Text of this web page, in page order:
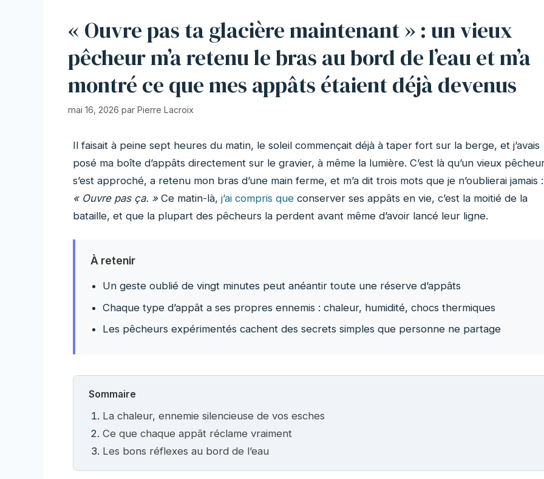
« Ouvre pas ta glacière maintenant » : un vieux
pêcheur m’a retenu le bras au bord de l’eau et m’a
montré ce que mes appâts étaient déjà devenus
mai 16, 2026 par Pierre Lacroix
Il faisait à peine sept heures du matin, le soleil commençait déjà à taper fort sur la berge, et j’avais
posé ma boîte d’appâts directement sur le gravier, à même la lumière. C’est là qu’un vieux
s’est approché, a retenu mon bras d’une main ferme, et m’a dit trois mots que je n’oublierai jamais :
« Ouvre pas ça. » Ce matin-là, j’ai compris que conserver ses appâts en vie, c’est la moitié de la
bataille, et que la plupart des pêcheurs la perdent avant même d’avoir lancé leur ligne.
À retenir
Un geste oublié de vingt minutes peut anéantir toute une réserve d’appâts
Chaque type d’appât a ses propres ennemis : chaleur, humidité, chocs thermiques
Les pêcheurs expérimentés cachent des secrets simples que personne ne partage
Sommaire
La chaleur, ennemie silencieuse de vos esches
Ce que chaque appât réclame vraiment
Les bons réflexes au bord de l’eau